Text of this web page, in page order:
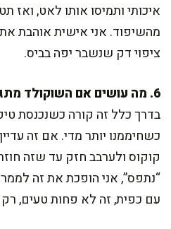
איכותי ותמיסו אותו לאט, ואז
מהשיפוד. אני אישית אוהבת
ציפוי דק שנשבר יפה בביס.
6. מה עושים אם השוקולד מתגבש או נהיה גרגירי?
בדרך כלל זה קורה כשנכנסת
כשחיממנו יותר מדי. אם זה
קוקוס ולערבב חזק עד שזה
“נתפס”, אני הופכת את זה
עם כפית, זה לא פחות טעים,